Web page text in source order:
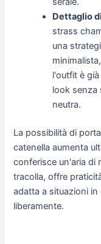
Dettaglio
strass
una
l'outfit è
look senza
neutra.
La possibilità di
catenella aumenta
conferisce un'aria di
tracolla, offre
adatta a situazioni in
liberamente.